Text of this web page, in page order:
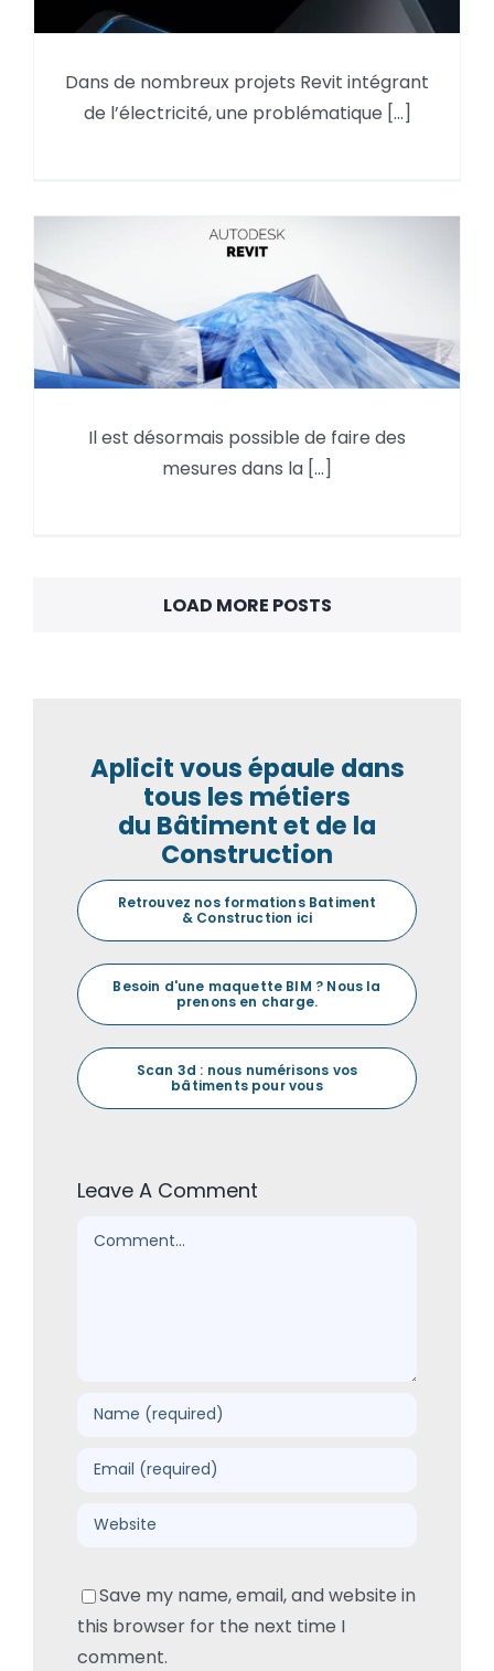
tête des fils : comprendre leur
fonctionnement… et éviter la
Dans de nombreux projets Revit intégrant
de l’électricité, une problématique [...]
Nouveautés PyRevit :
Il est désormais possible de faire des
mesures dans la [...]
LOAD MORE POSTS
Aplicit vous épaule dans
tous les métiers
du Bâtiment et de la
Construction
Retrouvez nos formations Batiment
& Construction ici
Besoin d'une maquette BIM ? Nous la
prenons en charge.
Scan 3d : nous numérisons vos
bâtiments pour vous
Leave A Comment
Comment
Save my name, email, and website in
this browser for the next time I
comment.